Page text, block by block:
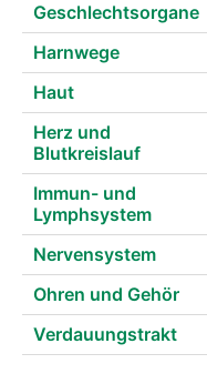
Geschlechtsorgane
Harnwege
Haut
Herz und
Blutkreislauf
Immun- und
Lymphsystem
Nervensystem
Ohren und Gehör
Verdauungstrakt